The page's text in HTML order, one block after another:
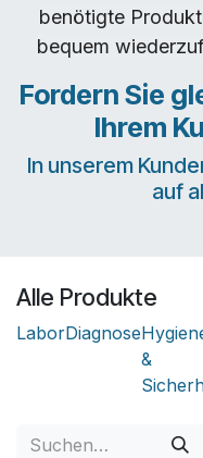
benötigte
bequem
Fordern Sie
Ihrem
In unserem
auf
Alle Produkte
LaborDiagnose
&